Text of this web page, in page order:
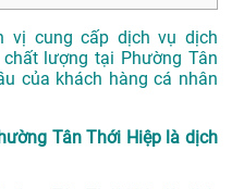
vị cung cấp dịch vụ dịch
lượng tại Phường Tân
của khách hàng cá nhân
Tân Thới Hiệp là dịch